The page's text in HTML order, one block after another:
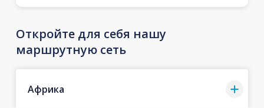
Откройте для себя нашу
маршрутную сеть
Африка